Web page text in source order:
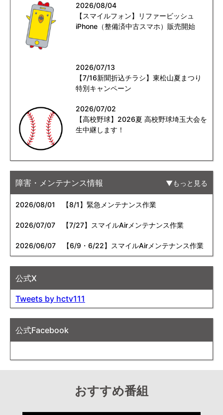
2026/08/04
【スマイルフォン】リファービッシュ
iPhone（整備済中古スマホ）販売開始
2026/07/13
【7/16新聞折込チラシ】東松山夏まつり
特別キャンペーン
2026/07/02
【高校野球】2026夏 高校野球埼玉大会を
生中継します！
障害・メンテナンス情報 もっと見る
2026/08/01 【8/1】緊急メンテナンス作業
2026/07/07 【7/27】スマイルAirメンテナンス作業
2026/06/07 【6/9・6/22】スマイルAirメンテナンス作業
公式X
Tweets by hctv111
公式Facebook
おすすめ番組